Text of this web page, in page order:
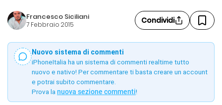
Francesco Siciliani
7 Febbraio 2015 Condividi
Nuovo sistema di commenti
iPhoneItalia ha un sistema di commenti realtime tutto
nuovo e nativo! Per commentare ti basta creare un account
e potrai subito commentare.
Prova la nuova sezione commenti!